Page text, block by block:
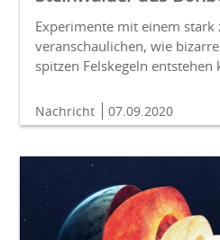
Experimente mit einem
veranschaulichen, wie
spitzen Felskegeln entstehen
Nachricht 07.09.2020